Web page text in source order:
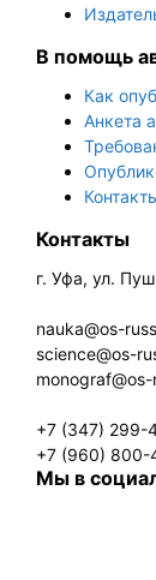
В помощь
Как
Анкета
Контакты
г. Уфа, ул.
nauka@os-
science@os-
+7 (347) 299-
+7 (960) 800-
Мы в